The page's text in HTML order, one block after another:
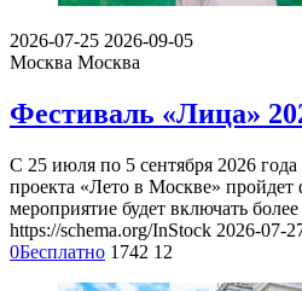
2026-07-25 2026-09-05
Москва Москва
Фестиваль «Лица»
С 25 июля по 5 сентября 2026
проекта «Лето в Москве»
мероприятие будет включать
https://schema.org/InStock 2026-07-
0Бесплатно 1742 12